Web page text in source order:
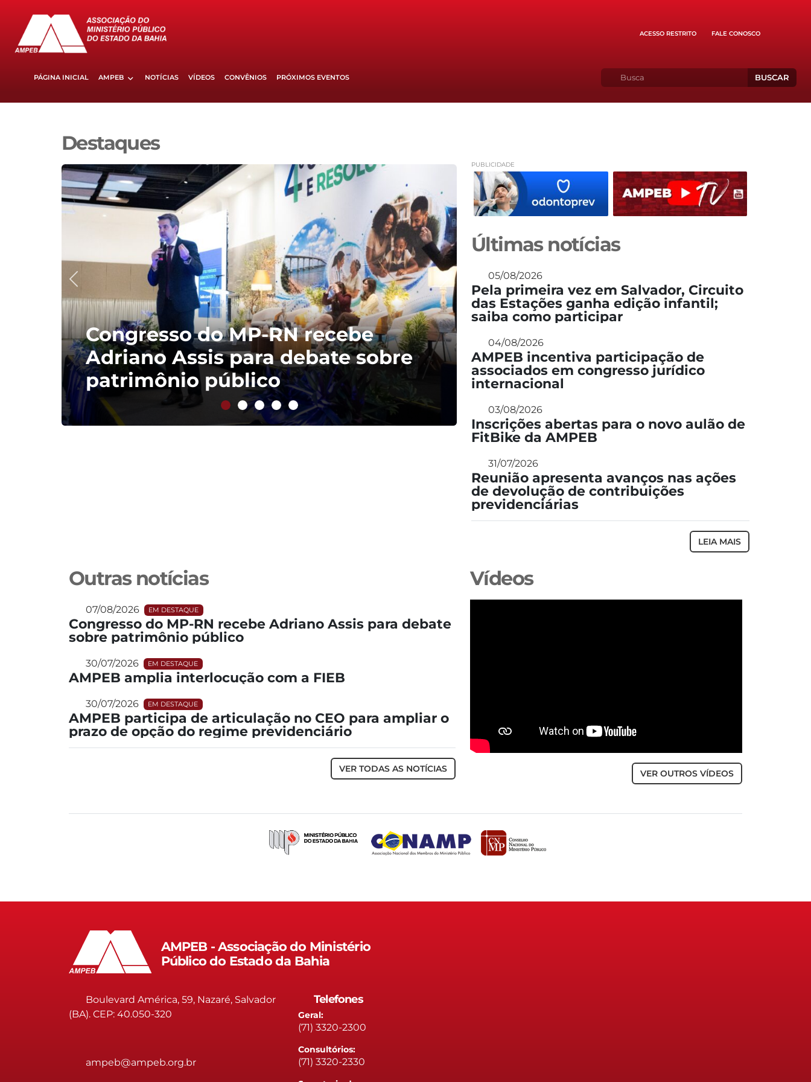
ACESSO RESTRITO FALE CONOSCO
PÁGINA INICIAL AMPEB NOTÍCIAS VÍDEOS CONVÊNIOS PRÓXIMOS EVENTOS BUSCAR
Destaques
Congresso do MP-RN recebe
Adriano Assis para debate sobre
patrimônio público
PUBLICIDADE
Últimas notícias
05/08/2026
Pela primeira vez em Salvador, Circuito
das Estações ganha edição infantil;
saiba como participar
04/08/2026
AMPEB incentiva participação de
associados em congresso jurídico
internacional
03/08/2026
Inscrições abertas para o novo aulão de
FitBike da AMPEB
31/07/2026
Reunião apresenta avanços nas ações
de devolução de contribuições
previdenciárias
LEIA MAIS
Outras notícias
07/08/2026 EM DESTAQUE
Congresso do MP-RN recebe Adriano Assis para debate
sobre patrimônio público
30/07/2026 EM DESTAQUE
AMPEB amplia interlocução com a FIEB
30/07/2026 EM DESTAQUE
AMPEB participa de articulação no CEO para ampliar o
prazo de opção do regime previdenciário
VER TODAS AS NOTÍCIAS
Vídeos
VER OUTROS VÍDEOS
AMPEB - Associação do Ministério
Público do Estado da Bahia
Boulevard América, 59, Nazaré, Salvador
(BA). CEP: 40.050-320
ampeb@ampeb.org.br
Telefones
Geral:
(71) 3320-2300
Consultórios:
(71) 3320-2330